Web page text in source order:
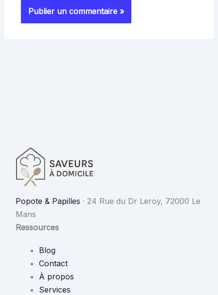
Popote & Papilles · 24 Rue du Dr Leroy, 72000 Le
Mans
Ressources
Blog
Contact
À propos
Services